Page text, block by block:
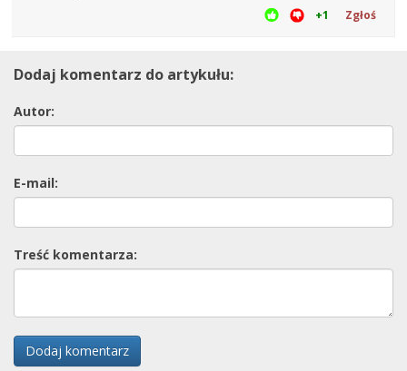
+1 Zgłoś
Dodaj komentarz do artykułu:
Autor:
E-mail:
Treść komentarza:
Dodaj komentarz